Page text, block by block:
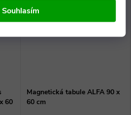
Souhlasím
60
Magnetická tabule ALFA 90 x
60 cm